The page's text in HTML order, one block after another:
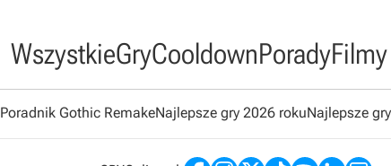
WszystkieGryCooldownPorady
Poradnik Gothic RemakeNajlepsze gry 2026 rokuNajlepsze